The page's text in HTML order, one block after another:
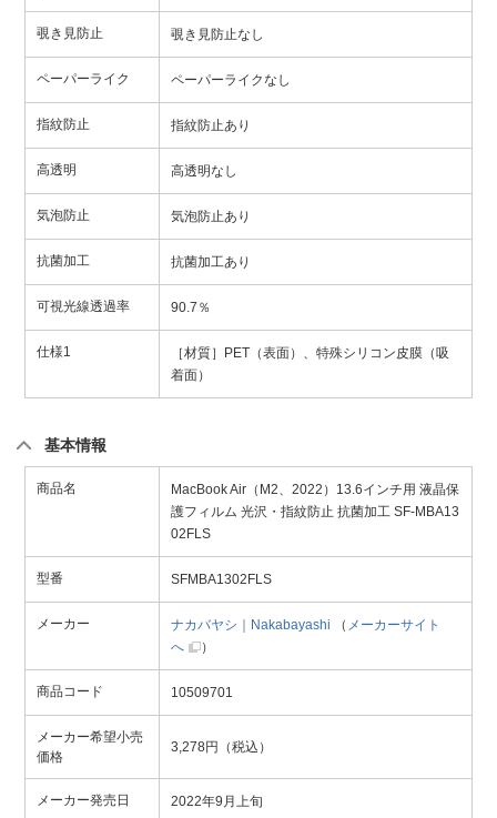
覗き見防止 覗き見防止なし
ペーパーライク ペーパーライクなし
指紋防止 指紋防止あり
高透明 高透明なし
気泡防止 気泡防止あり
抗菌加工 抗菌加工あり
可視光線透過率 90.7％
仕様1
［材質］PET（表面）、特殊シリコン皮膜（吸
着面）
基本情報
商品名
MacBook Air（M2、2022）13.6インチ用 液晶保
護フィルム 光沢・指紋防止 抗菌加工 SF-MBA13
02FLS
型番 SFMBA1302FLS
メーカー ナカバヤシ｜Nakabayashi （ メーカーサイト
へ
）
商品コード 10509701
メーカー希望小売
価格
3,278円（税込）
メーカー発売日 2022年9月上旬